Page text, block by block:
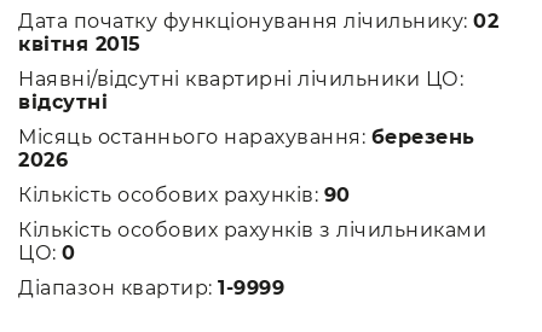
Дата початку функціонування лічильнику: 02
квітня 2015
Наявні/відсутні квартирні лічильники ЦО:
відсутні
Місяць останнього нарахування: березень
2026
Кількість особових рахунків: 90
Кількість особових рахунків з лічильниками
ЦО: 0
Діапазон квартир: 1-9999